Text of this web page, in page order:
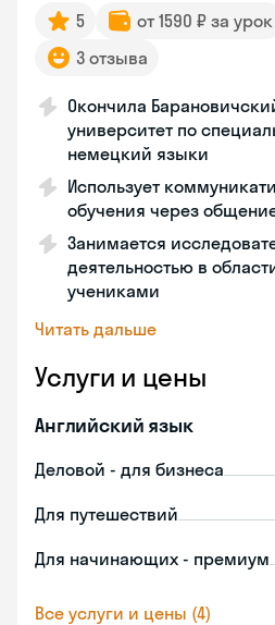
5 от 1590 ₽ за урок
3 отзыва
Окончила
университет по
немецкий языки
Использует
обучения через
Занимается
деятельностью в
учениками
Читать дальше
Услуги и цены
Английский язык
Деловой - для бизнеса
Для путешествий
Для начинающих - премиум
Все услуги и цены (4)